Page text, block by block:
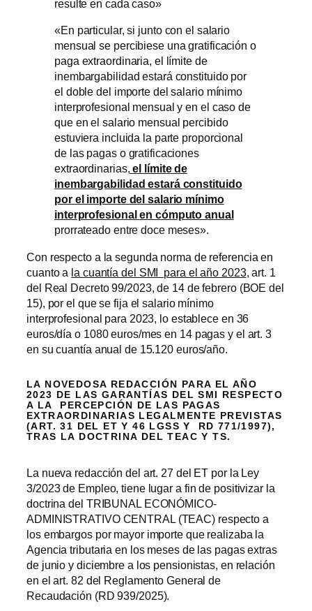
resulte en cada caso»
«En particular, si junto con el salario
mensual se percibiese una gratificación o
paga extraordinaria, el límite de
inembargabilidad estará constituido por
el doble del importe del salario mínimo
interprofesional mensual y en el caso de
que en el salario mensual percibido
estuviera incluida la parte proporcional
de las pagas o gratificaciones
extraordinarias, el límite de
inembargabilidad estará constituido
por el importe del salario mínimo
interprofesional en cómputo anual
prorrateado entre doce meses».
Con respecto a la segunda norma de referencia en
cuanto a la cuantía del SMI para el año 2023, art. 1
del Real Decreto 99/2023, de 14 de febrero (BOE del
15), por el que se fija el salario mínimo
interprofesional para 2023, lo establece en 36
euros/día o 1080 euros/mes en 14 pagas y el art. 3
en su cuantía anual de 15.120 euros/año.
LA NOVEDOSA REDACCIÓN PARA EL AÑO
2023 DE LAS GARANTÍAS DEL SMI RESPECTO
A LA PERCEPCIÓN DE LAS PAGAS
EXTRAORDINARIAS LEGALMENTE PREVISTAS
(ART. 31 DEL ET Y 46 LGSS Y RD 771/1997),
TRAS LA DOCTRINA DEL TEAC Y TS.
La nueva redacción del art. 27 del ET por la Ley
3/2023 de Empleo, tiene lugar a fin de positivizar la
doctrina del TRIBUNAL ECONÓMICO-
ADMINISTRATIVO CENTRAL (TEAC) respecto a
los embargos por mayor importe que realizaba la
Agencia tributaria en los meses de las pagas extras
de junio y diciembre a los pensionistas, en relación
en el art. 82 del Reglamento General de
Recaudación (RD 939/2025).